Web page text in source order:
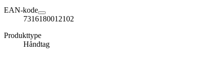
EAN-kode
7316180012102
Produkttype
Håndtag